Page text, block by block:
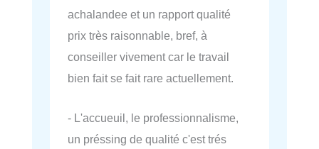
achalandee et un rapport qualité
prix très raisonnable, bref, à
conseiller vivement car le travail
bien fait se fait rare actuellement.
- L'accueuil, le professionnalisme,
un préssing de qualité c'est trés